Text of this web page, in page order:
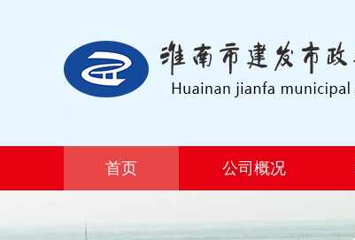
首页 公司概况